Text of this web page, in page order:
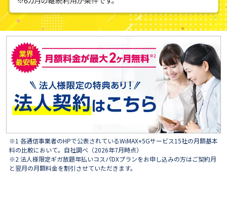
※1 各通信事業者のHPで公表されているWiMAX+5Gサービス15社の月額基本
料の比較において。自社調べ（2026年7月時点）
※2 法人様限定ギガ放題年払いコスパDXプランをお申し込みの方はご契約月
と翌月の月額料金を割引させていただきます。